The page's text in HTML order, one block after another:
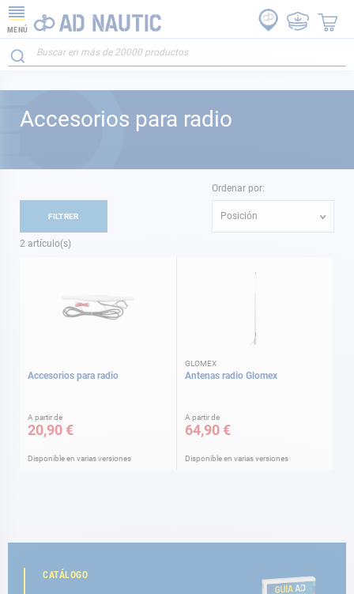
MENÚ
Accesorios para radio
2 artículo(s)
Ordenar por:
Posición
Accesorios para radio
A partir de
20,90 €
Disponible en varias versiones
GLOMEX
Antenas radio Glomex
A partir de
64,90 €
Disponible en varias versiones
FILTRER
CATÁLOGO